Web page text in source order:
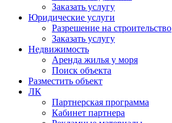
Заказать услугу
Юридические услуги
Разрешение на строительство
Заказать услугу
Недвижимость
Аренда жилья у моря
Поиск объекта
Разместить объект
ЛК
Партнерская программа
Кабинет партнера